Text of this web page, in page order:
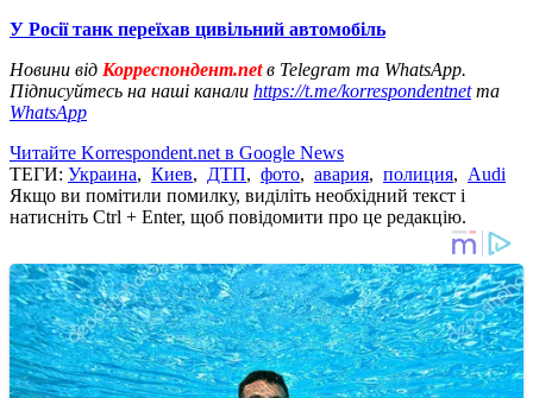
У Росії танк переїхав цивільний автомобіль
Новини від Корреспондент.netв Telegram та WhatsApp.
Підписуйтесь на наші канали https://t.me/korrespondentnetта
WhatsApp
Читайте Korrespondent.net в Google News
ТЕГИ: Украина, Киев, ДТП, фото, авария, полиция, Audi
Якщо ви помітили помилку, виділіть необхідний текст і
натисніть Ctrl + Enter, щоб повідомити про це редакцію.